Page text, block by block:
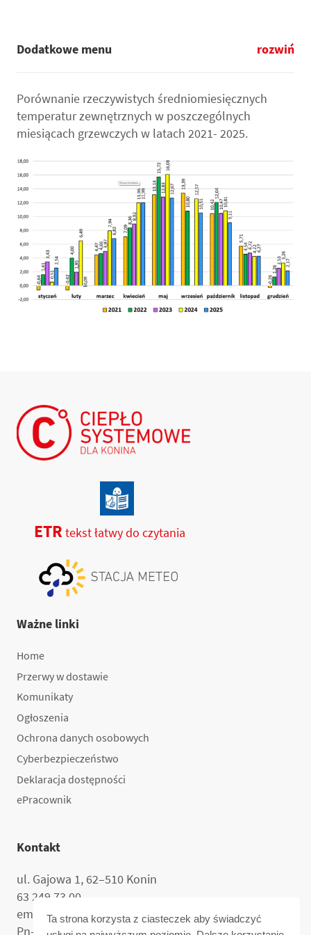
Ta strona korzysta z ciasteczek aby świadczyć
Dodatkowe menu rozwiń
Porównanie rzeczywistych średniomiesięcznych
temperatur zewnętrznych w poszczególnych
miesiącach grzewczych w latach 2021- 2025.
ETR tekst łatwy do czytania
Ważne linki
Home
Przerwy w dostawie
Komunikaty
Ogłoszenia
Ochrona danych osobowych
Cyberbezpieczeństwo
Deklaracja dostępności
ePracownik
Kontakt
ul. Gajowa 1, 62–510 Konin
63 249 73 00
email:sekretariat@mpec.konin.pl
Pn–Pt: 7:00–15:00.